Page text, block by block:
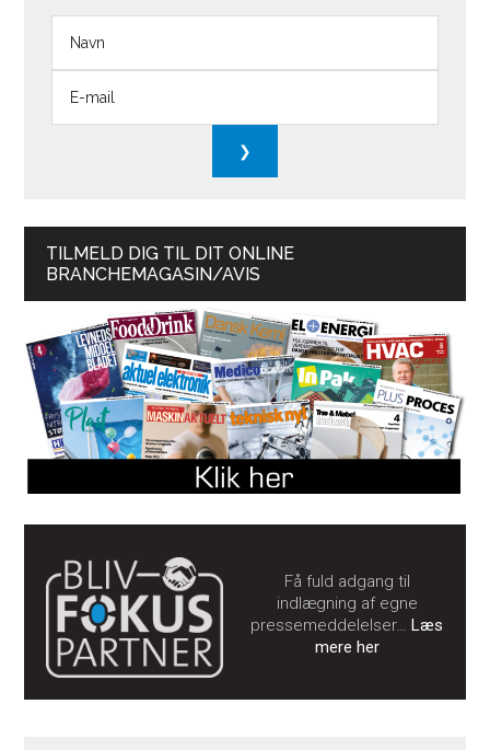
TILMELD DIG TIL DIT ONLINE
BRANCHEMAGASIN/AVIS
Få fuld adgang til
indlægning af egne
pressemeddelelser…Læs
mere her